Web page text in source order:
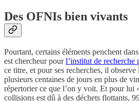
Des OFNIs bien vivants
Pourtant, certains éléments penchent
est chercheur pourl’institut de recherche
ce titre, et pour ses recherches, il observe
plusieurs centaines de jours en plus de
répertorier ce que l’on y voit. Et pour lui
collisions est dû à des déchets flottants,